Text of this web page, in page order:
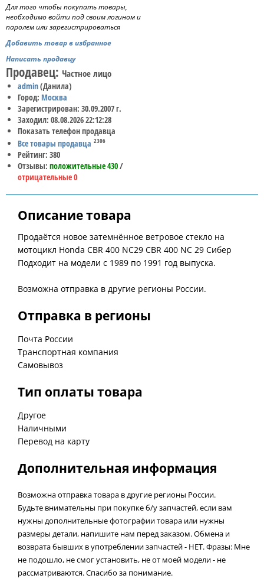
Для того чтобы покупать товары,
необходимо войти под своим логином и
паролем или зарегистрироваться
Добавить товар в избранное
Написать продавцу
Продавец: Частное лицо
admin(Данила)
Город: Москва
Зарегистрирован: 30.09.2007 г.
Заходил: 08.08.2026 22:12:28
Показать телефон продавца
Все товары продавца 2306
Рейтинг: 380
Отзывы: положительные 430/
отрицательные 0
Описание товара
Продаётся новое затемнённое ветровое стекло на
мотоцикл Honda CBR 400 NC29 CBR 400 NC 29 Сибер
Подходит на модели с 1989 по 1991 год выпуска.
Возможна отправка в другие регионы России.
Отправка в регионы
Почта России
Транспортная компания
Самовывоз
Тип оплаты товара
Другое
Наличными
Перевод на карту
Дополнительная информация
Возможна отправка товара в другие регионы России.
Будьте внимательны при покупке б/у запчастей, если вам
нужны дополнительные фотографии товара или нужны
размеры детали, напишите нам перед заказом. Обмена и
возврата бывших в употреблении запчастей - НЕТ. Фразы: Мне
не подошло, не смог установить, не от моей модели - не
рассматриваются. Спасибо за понимание.